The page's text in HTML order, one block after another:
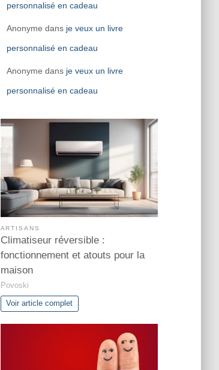
personnalisé en cadeau
Anonyme dans je veux un livre
personnalisé en cadeau
Anonyme dans je veux un livre
personnalisé en cadeau
ARTISANS
Climatiseur réversible :
fonctionnement et atouts pour la
maison
Povoski
Voir article complet